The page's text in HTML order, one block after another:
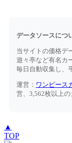
データソースにつ
当サイトの価格デ
遊々亭など有名カ
毎日自動収集し、
運営： ワンピース
営、3,562枚以上の
▲
TOP